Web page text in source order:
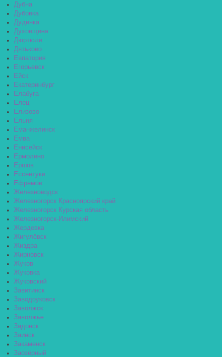
Дубна
Дубовка
Дудинка
Духовщина
Дюртюли
Дятьково
Евпатория
Егорьевск
Ейск
Екатеринбург
Елабуга
Елец
Елизово
Ельня
Еманжелинск
Емва
Енисейск
Ермолино
Ершов
Ессентуки
Ефремов
Железноводск
Железногорск Красноярский край
Железногорск Курская область
Железногорск-Илимский
Жердевка
Жигулёвск
Жиздра
Жирновск
Жуков
Жуковка
Жуковский
Завитинск
Заводоуковск
Заволжск
Заволжье
Задонск
Заинск
Закаменск
Заозёрный